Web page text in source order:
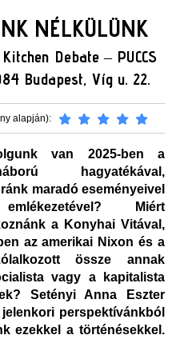
NÉLKÜLÜNK
Debate – PUCCS
Budapest, Víg u. 22.
alapján):
van 2025-ben a
hagyatékával,
maradó eseményeivel
Miért
a Konyhai Vitával,
az amerikai Nixon és a
össze annak
vagy a kapitalista
Setényi Anna Eszter
perspektívánkból
ezekkel a történésekkel.